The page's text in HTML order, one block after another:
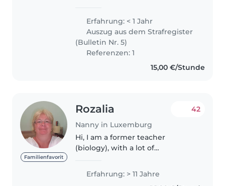
desde bebés até crianças em
idade escolar. Sou fluente em
alemão, francês, inglês,
luxemburguês..
Erfahrung: < 1 Jahr
Auszug aus dem Strafregister
(Bulletin Nr. 5)
Referenzen: 1
15,00 €/Stunde
Familienfavorit
Rozalia
Nanny in Luxemburg
42
Hi, I am a former teacher
(biology), with a lot of
babies to teenagers. I am
Erfahrung: > 11 Jahre